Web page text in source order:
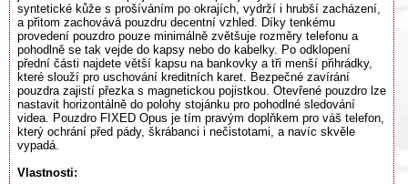
syntetické kůže s prošíváním po okrajích, vydrží i hrubší zacházení,
a přitom zachovává pouzdru decentní vzhled. Díky tenkému
provedení pouzdro pouze minimálně zvětšuje rozměry telefonu a
pohodlně se tak vejde do kapsy nebo do kabelky. Po odklopení
přední části najdete větší kapsu na bankovky a tři menší přihrádky,
které slouží pro uschování kreditních karet. Bezpečné zavírání
pouzdra zajistí přezka s magnetickou pojistkou. Otevřené pouzdro lze
nastavit horizontálně do polohy stojánku pro pohodlné sledování
videa. Pouzdro FIXED Opus je tím pravým doplňkem pro váš telefon,
který ochrání před pády, škrábanci i nečistotami, a navíc skvěle
vypadá.
Vlastnosti: